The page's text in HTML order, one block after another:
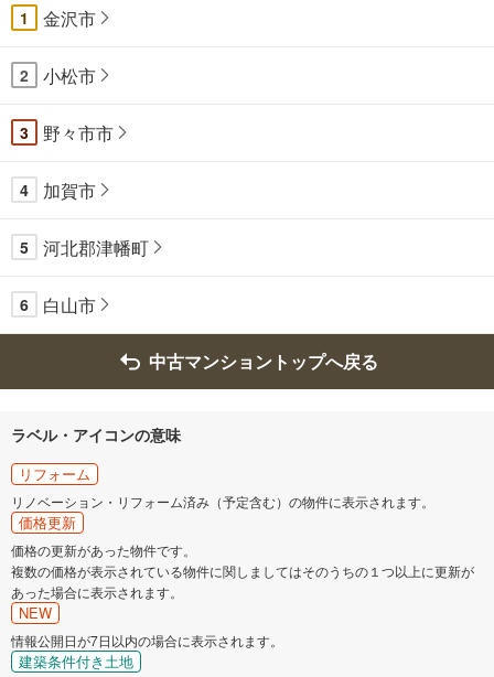
1 金沢市
2 小松市
3 野々市市
4 加賀市
5 河北郡津幡町
6 白山市
中古マンショントップへ戻る
ラベル・アイコンの意味
リフォーム
リノベーション・リフォーム済み（予定含む）の物件に表示されます。
価格更新
価格の更新があった物件です。
複数の価格が表示されている物件に関しましてはそのうちの１つ以上に更新が
あった場合に表示されます。
NEW
情報公開日が7日以内の場合に表示されます。
建築条件付き土地